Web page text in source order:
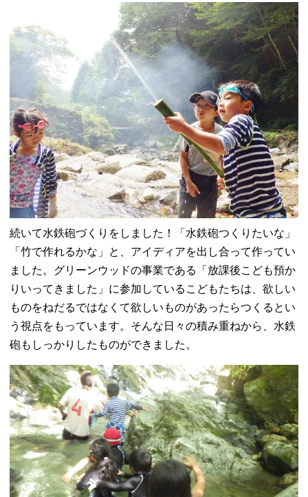
続いて水鉄砲づくりをしました！「水鉄砲つくりたいな」
「竹で作れるかな」と、アイディアを出し合って作ってい
ました。グリーンウッドの事業である「放課後こども預か
りいってきました」に参加しているこどもたちは、欲しい
ものをねだるではなくて欲しいものがあったらつくるとい
う視点をもっています。そんな日々の積み重ねから、水鉄
砲もしっかりしたものができました。